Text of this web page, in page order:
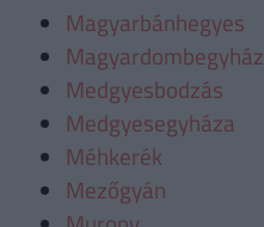
Magyarbánhegyes
Magyardombegyház
Medgyesbodzás
Medgyesegyháza
Méhkerék
Mezőgyán